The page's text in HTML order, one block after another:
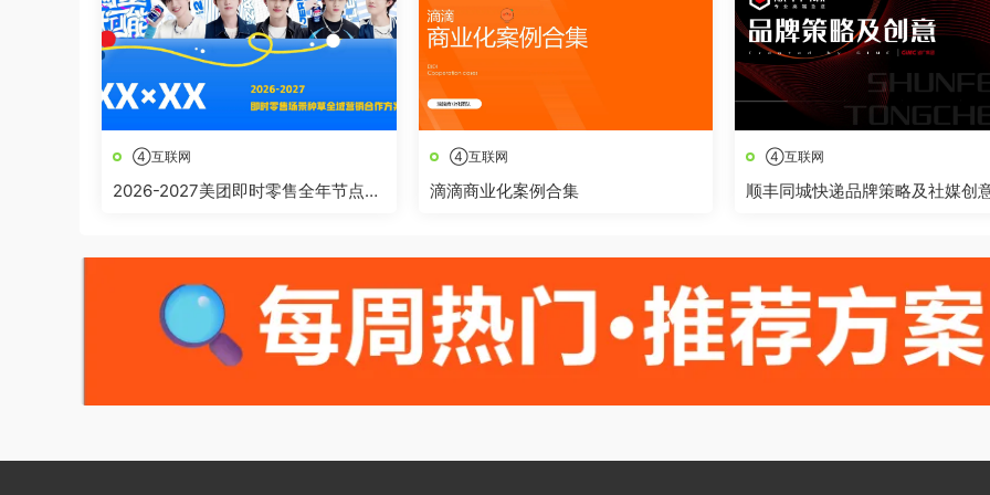
④互联网
2026-2027美团即时零售全年节点全
④互联网
滴滴商业化案例合集
④互联网
顺丰同城快递品牌策略及社媒创